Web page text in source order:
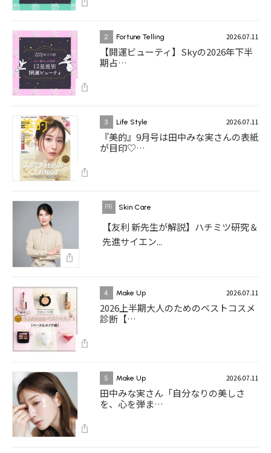
2 Fortune Telling 2026.07.11
【開運ビューティ】Skyの2026年下半
期占…
3 Life Style 2026.07.11
『美的』9月号は田中みな実さんの表紙
が目印♡…
Skin Care
【友利 新先生が解説】ハチミツ研究＆
先進サイエン...
4 Make Up 2026.07.11
2026上半期大人のためのベストコスメ
診断【…
5 Make Up 2026.07.11
田中みな実さん「自分なりの美しさ
を、心を弾ま…